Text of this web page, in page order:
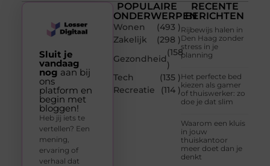
POPULAIRE
ONDERWERPEN
Wonen
(493 )
Zakelijk
(298 )
Gezondheid
(158
)
Tech
(135 )
Recreatie
(114 )
RECENTE
BERICHTEN
Rijbewijs halen in
Den Haag zonder
stress in je
planning
Het perfecte bed
kiezen als gamer
of thuiswerker: zo
doe je dat slim
Waarom een kluis
in jouw
thuiskantoor
meer doet dan je
denkt
Sluit je
vandaag
nog aan bij
ons
platform en
begin met
bloggen!
Heb jij iets te
vertellen? Een
mening,
ervaring of
verhaal dat